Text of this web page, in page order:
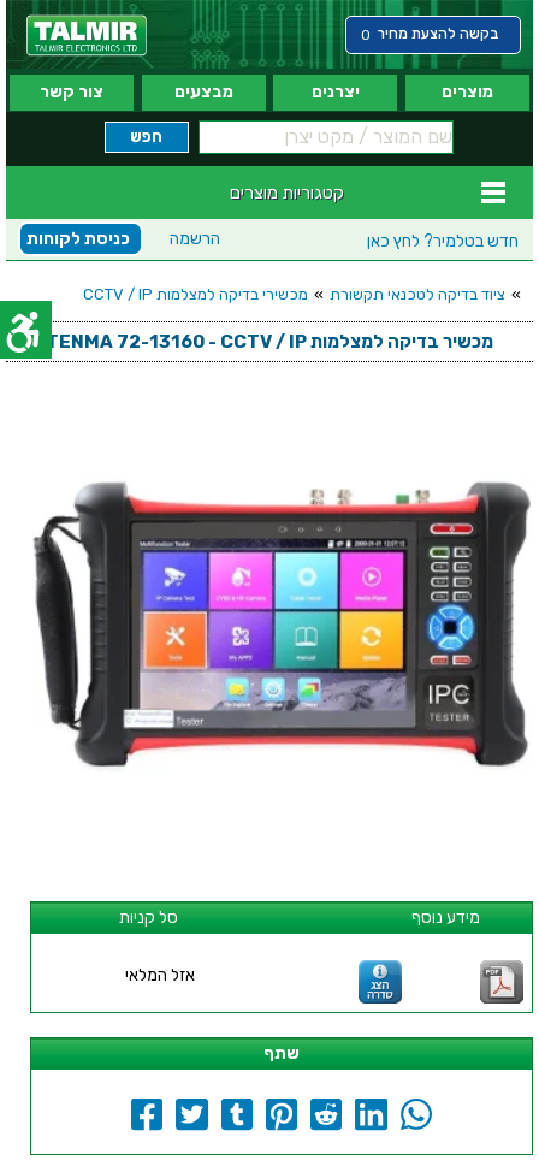
בקשה להצעת מחיר 0
מוצרים יצרנים מבצעים צור קשר
קטגוריות מוצרים
חדש בטלמיר? לחץ כאן כניסת לקוחות הרשמה
» ציוד בדיקה לטכנאי תקשורת » מכשירי בדיקה למצלמות CCTV / IP
מכשיר בדיקה למצלמות TENMA 72-13160 - CCTV / IP
סל קניות מידע נוסף
אזל המלאי
שתף